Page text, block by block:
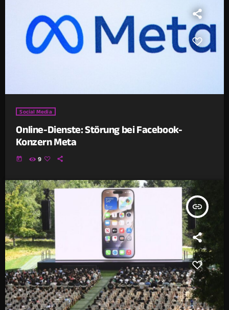
Social Media
Online-Dienste: Störung bei Facebook-
Konzern Meta
today 9
insert_link